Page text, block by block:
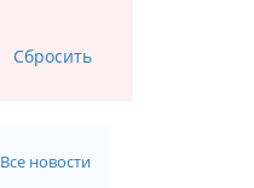
Все новости